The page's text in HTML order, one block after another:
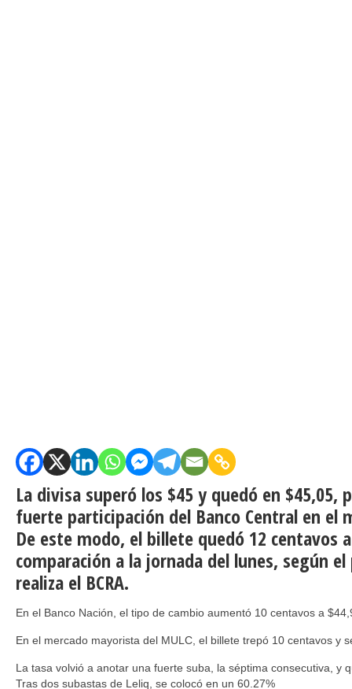
La divisa superó los $45 y quedó en $45,05,
fuerte participación del Banco Central en el
De este modo, el billete quedó 12 centavos
comparación a la jornada del lunes, según
realiza el BCRA.
En el Banco Nación, el tipo de cambio aumentó 10 centavos a
En el mercado mayorista del MULC, el billete trepó 10 centavos y
La tasa volvió a anotar una fuerte suba, la séptima consecutiva, y
Tras dos subastas de Leliq, se colocó en un 60.27%